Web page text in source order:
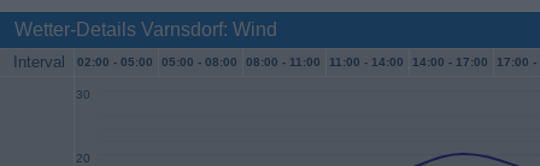
Wetter-Details Varnsdorf: Wind
Interval 02:00 - 05:00 05:00 - 08:00 08:00 - 11:00 11:00 - 14:00 14:00 - 17:00 17:00 -
20
30